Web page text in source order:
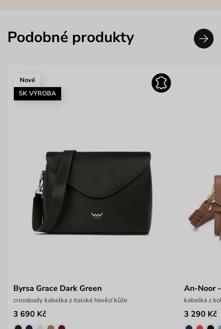
Podobné produkty
Nové
SK VÝROBA
Byrsa Grace Dark Green
crossbody kabelka z italské hovězí kůže
3 690 Kč
An-Noor
kabelka z
3 290 Kč